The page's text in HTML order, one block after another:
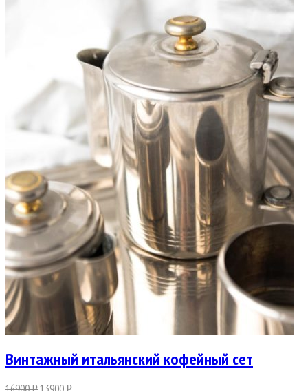
Винтажный итальянский кофейный сет